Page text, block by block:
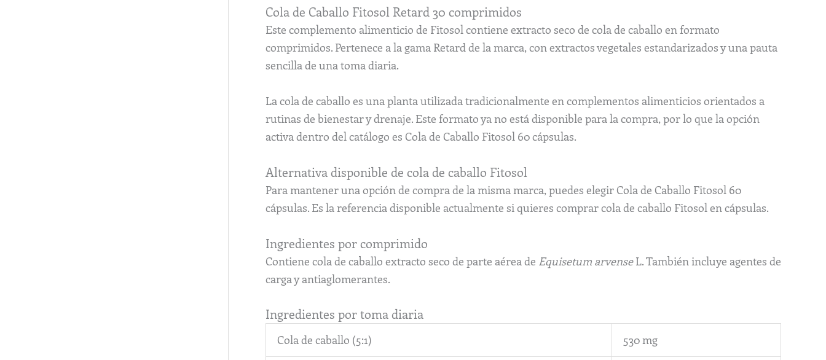
Cola de Caballo Fitosol Retard 30 comprimidos
Este complemento alimenticio de Fitosol contiene extracto seco de cola de caballo en formato
comprimidos. Pertenece a la gama Retard de la marca, con extractos vegetales estandarizados y una pauta
sencilla de una toma diaria.
La cola de caballo es una planta utilizada tradicionalmente en complementos alimenticios orientados a
rutinas de bienestar y drenaje. Este formato ya no está disponible para la compra, por lo que la opción
activa dentro del catálogo es Cola de Caballo Fitosol 60 cápsulas.
Alternativa disponible de cola de caballo Fitosol
Para mantener una opción de compra de la misma marca, puedes elegir Cola de Caballo Fitosol 60
cápsulas. Es la referencia disponible actualmente si quieres comprar cola de caballo Fitosol en cápsulas.
Ingredientes por comprimido
Contiene cola de caballo extracto seco de parte aérea de Equisetum arvenseL. También incluye agentes de
carga y antiaglomerantes.
Ingredientes por toma diaria
Cola de caballo (5:1) 530 mg